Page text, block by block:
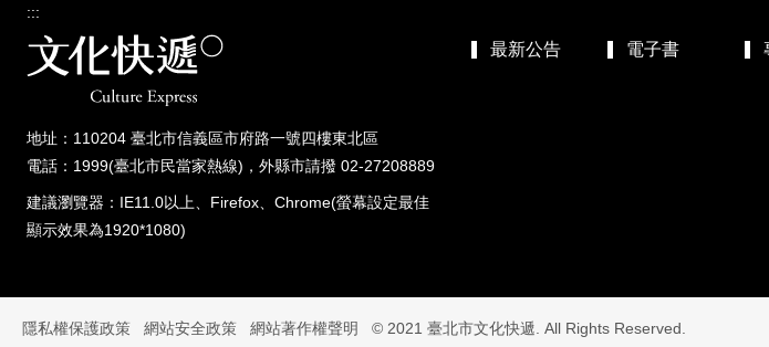
:::
地址：110204 臺北市信義區市府路一號四樓東北區
電話：1999(臺北市民當家熱線)，外縣市請撥 02-27208889
建議瀏覽器：IE11.0以上、Firefox、Chrome(螢幕設定最佳
顯示效果為1920*1080)
最新公告 電子書
隱私權保護政策 網站安全政策 網站著作權聲明 © 2021 臺北市文化快遞. All Rights Reserved.